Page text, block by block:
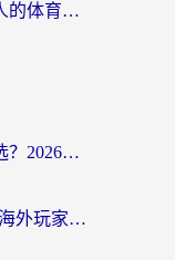
海外如何看中超？留学生和华人的体育赛事观看终极指南（附欧洲杯奥运会观看技巧）
国外玩第九大陆加速软件怎么选？2026终极指南帮你告别延迟卡顿
国外玩BanG用什么加速器好？海外玩家亲测的国服游戏加速终极方案